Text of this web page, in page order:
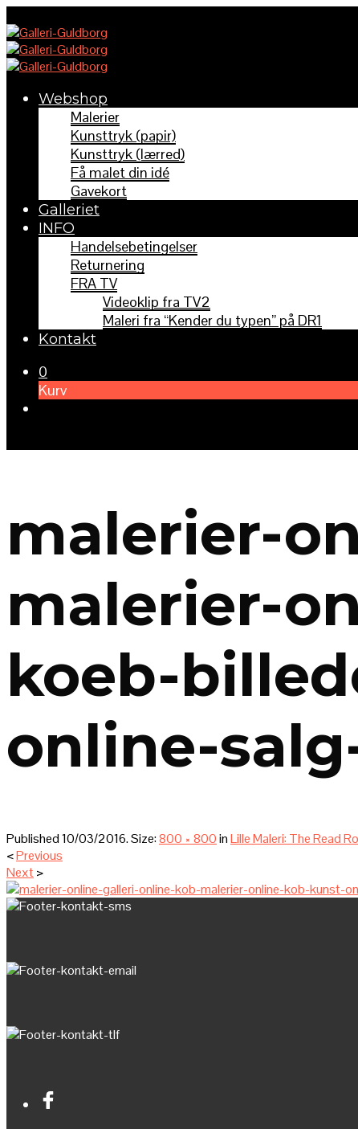
Webshop
Malerier
Kunsttryk (papir)
Kunsttryk (lærred)
Få malet din idé
Gavekort
Galleriet
INFO
Handelsebetingelser
Returnering
FRA TV
Videoklip fra TV2
Maleri fra “Kender du typen” på DR1
Kontakt
0
Kurv
malerier-
malerier-
koeb-
online-
Published10/03/2016. Size:800 × 800inLille Maleri: The Read
<Previous
Next>